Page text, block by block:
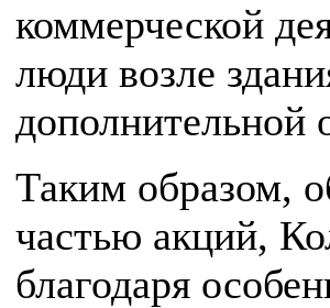
коммерческой
люди возле
дополнительной
Таким образом,
частью акций,
благодаря